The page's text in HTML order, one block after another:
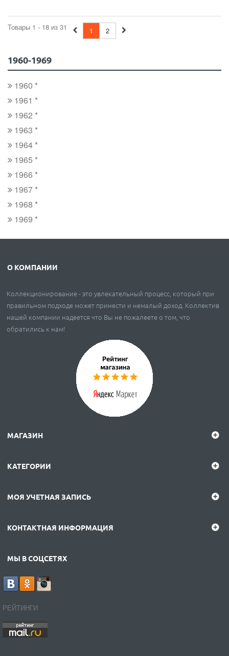
Товары 1 - 18 из 31 1 2
1960-1969
1960 *
1961 *
1962 *
1963 *
1964 *
1965 *
1966 *
1967 *
1968 *
1969 *
О КОМПАНИИ
Коллекционирование - это увлекательный процесс, который при
правильном подходе может принести и немалый доход. Коллектив
нашей компании надеется что Вы не пожалеете о том, что
обратились к нам!
МАГАЗИН
КАТЕГОРИИ
МОЯ УЧЕТНАЯ ЗАПИСЬ
КОНТАКТНАЯ ИНФОРМАЦИЯ
МЫ В СОЦСЕТЯХ
РЕЙТИНГИ